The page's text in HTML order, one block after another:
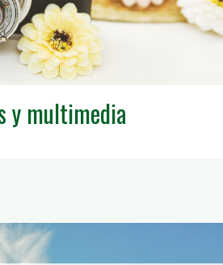
y multimedia